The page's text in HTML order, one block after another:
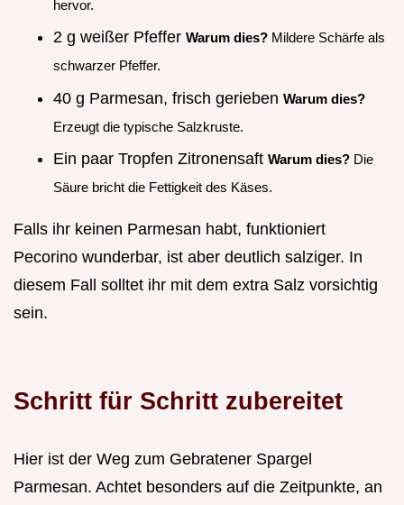
hervor.
2 g weißer Pfeffer Warum dies? Mildere Schärfe als
schwarzer Pfeffer.
40 g Parmesan, frisch gerieben Warum dies?
Erzeugt die typische Salzkruste.
Ein paar Tropfen Zitronensaft Warum dies? Die
Säure bricht die Fettigkeit des Käses.
Falls ihr keinen Parmesan habt, funktioniert
Pecorino wunderbar, ist aber deutlich salziger. In
diesem Fall solltet ihr mit dem extra Salz vorsichtig
sein.
Schritt für Schritt zubereitet
Hier ist der Weg zum Gebratener Spargel
Parmesan. Achtet besonders auf die Zeitpunkte, an